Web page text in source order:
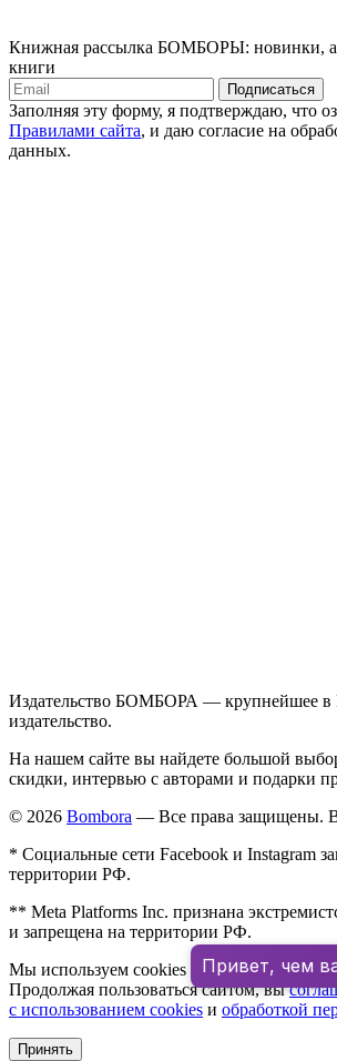
Книжная рассылка БОМБОРЫ: новинки,
книги
Подписаться
Заполняя эту форму, я подтверждаю, что
Правилами сайта, и даю согласие на
данных.
Издательство БОМБОРА — крупнейшее в
издательство.
На нашем сайте вы найдете большой
скидки, интервью с авторами и подарки
© 2026 Bombora — Все права защищены.
* Социальные сети Facebook и Instagram
территории РФ.
** Meta Platforms Inc. признана
и запрещена на территории РФ.
Мы используем cookies для улучшения
Продолжая пользоваться сайтом, вы
с использованием cookies и обработкой
Принять
Привет, чем